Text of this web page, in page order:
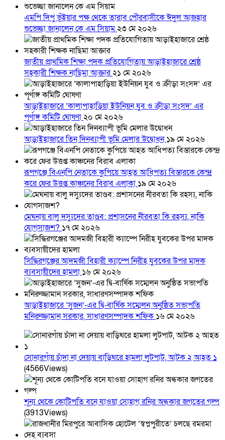
এমপি দিপু ভূঁইয়ার পক্ষ থেকে তারাব পৌরবাসীকে ঈদুল আজহার
শুভেচ্ছা জানালেন কে এম সিয়াম২৩ মে ২০২৬
জাতীয় প্রাথমিক শিক্ষা পদক প্রতিযোগিতায় আড়াইহাজারে শ্রেষ্ঠ
সহকারী শিক্ষক নাছিমা আক্তার২১ মে ২০২৬
আড়াইহাজারে ‘কালাপাহাড়িয়া ইউনিয়ন যুব ও ক্রীড়া সংসদ’ এর
পূর্ণাঙ্গ কমিটি ঘোষণা২০ মে ২০২৬
আড়াইহাজারে তিন দিনব্যাপী ভূমি মেলার উদ্বোধন১৯ মে ২০২৬
রূপগঞ্জে বিএনপি নেতাকে কুপিয়ে আহত আধিপত্য বিস্তারকে কেন্দ্র
করে ফের উত্তপ্ত কাঞ্চনের বিরাব এলাকা ১৯ মে ২০২৬
মেঘনায় বালু দস্যুদের তাণ্ডব: প্রশাসনের নীরবতা কি রহস্য, নাকি
যোগসাজশ? ১৭ মে ২০২৬
সিদ্ধিরগঞ্জের আদমজী বিহারী ক্যাম্পে নিরীহ যুবকের উপর মাদক
ব্যবসায়ীদের হামলা ১৬ মে ২০২৬
আড়াইহাজারে ‘সুজন’-এর দ্বি-বার্ষিক সম্মেলন অনুষ্ঠিত সভাপতি
মনিরুজ্জামান সরকার, সাধারণসম্পাদক শফিক ১৬ মে ২০২৬
সোনারগাঁয় চাঁদা না দেয়ায় বাড়িঘরে হামলা লুটপাট, আটক ২ আহত ১
(4566Views)
শূন্য থেকে কোটিপতি বনে যাওয়া সোহাগ রনির অন্ধকার জগতের গল্প
(3913Views)